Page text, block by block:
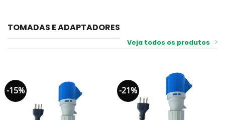
TOMADAS E ADAPTADORES
Veja todos os produtos
-15% -21%